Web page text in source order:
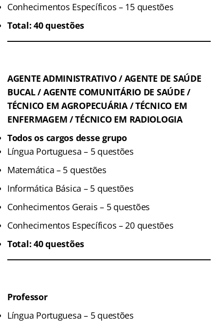
Conhecimentos Específicos – 15 questões
Total: 40 questões
AGENTE ADMINISTRATIVO / AGENTE DE SAÚDE
BUCAL / AGENTE COMUNITÁRIO DE SAÚDE /
TÉCNICO EM AGROPECUÁRIA / TÉCNICO EM
ENFERMAGEM / TÉCNICO EM RADIOLOGIA
Todos os cargos desse grupo
Língua Portuguesa – 5 questões
Matemática – 5 questões
Informática Básica – 5 questões
Conhecimentos Gerais – 5 questões
Conhecimentos Específicos – 20 questões
Total: 40 questões
Professor
Língua Portuguesa – 5 questões